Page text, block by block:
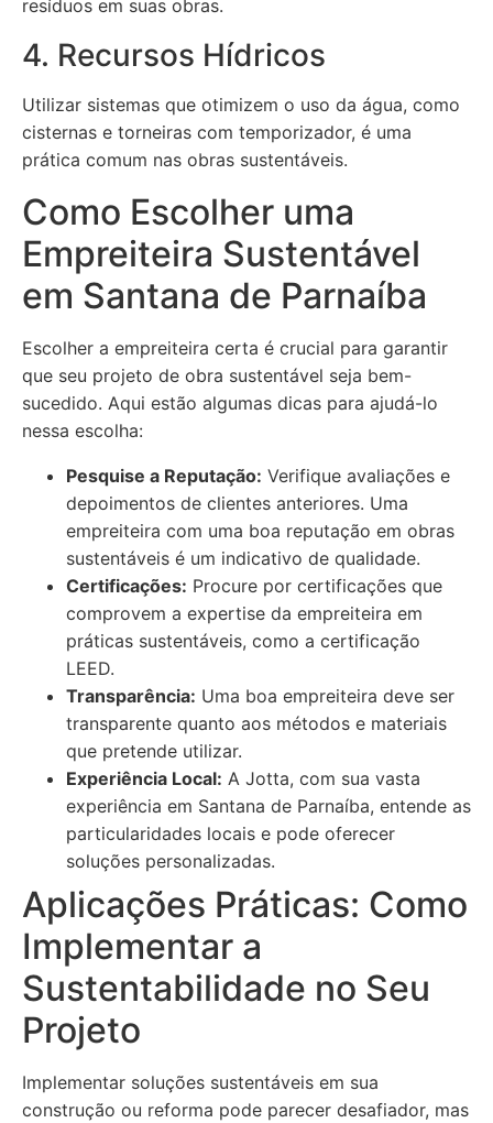
resíduos em suas obras.
4. Recursos Hídricos
Utilizar sistemas que otimizem o uso da água, como
cisternas e torneiras com temporizador, é uma
prática comum nas obras sustentáveis.
Como Escolher uma
Empreiteira Sustentável
em Santana de Parnaíba
Escolher a empreiteira certa é crucial para garantir
que seu projeto de obra sustentável seja bem-
sucedido. Aqui estão algumas dicas para ajudá-lo
nessa escolha:
Pesquise a Reputação: Verifique avaliações e
depoimentos de clientes anteriores. Uma
empreiteira com uma boa reputação em obras
sustentáveis é um indicativo de qualidade.
Certificações: Procure por certificações que
comprovem a expertise da empreiteira em
práticas sustentáveis, como a certificação
LEED.
Transparência: Uma boa empreiteira deve ser
transparente quanto aos métodos e materiais
que pretende utilizar.
Experiência Local: A Jotta, com sua vasta
experiência em Santana de Parnaíba, entende as
particularidades locais e pode oferecer
soluções personalizadas.
Aplicações Práticas: Como
Implementar a
Sustentabilidade no Seu
Projeto
Implementar soluções sustentáveis em sua
construção ou reforma pode parecer desafiador, mas